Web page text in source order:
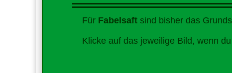
Für Fabelsaftsind bisher das
Klicke auf das jeweilige Bild, wenn